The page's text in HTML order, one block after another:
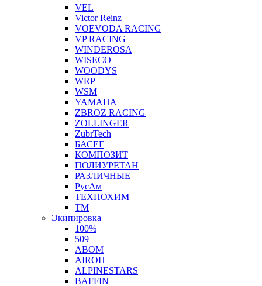
VEL
Victor Reinz
VOEVODA RACING
VP RACING
WINDEROSA
WISECO
WOODYS
WRP
WSM
YAMAHA
ZBROZ RACING
ZOLLINGER
ZubrTech
БАСЕГ
КОМПОЗИТ
ПОЛИУРЕТАН
РАЗЛИЧНЫЕ
РусАм
ТЕХНОХИМ
ТМ
Экипировка
100%
509
ABOM
AIROH
ALPINESTARS
BAFFIN